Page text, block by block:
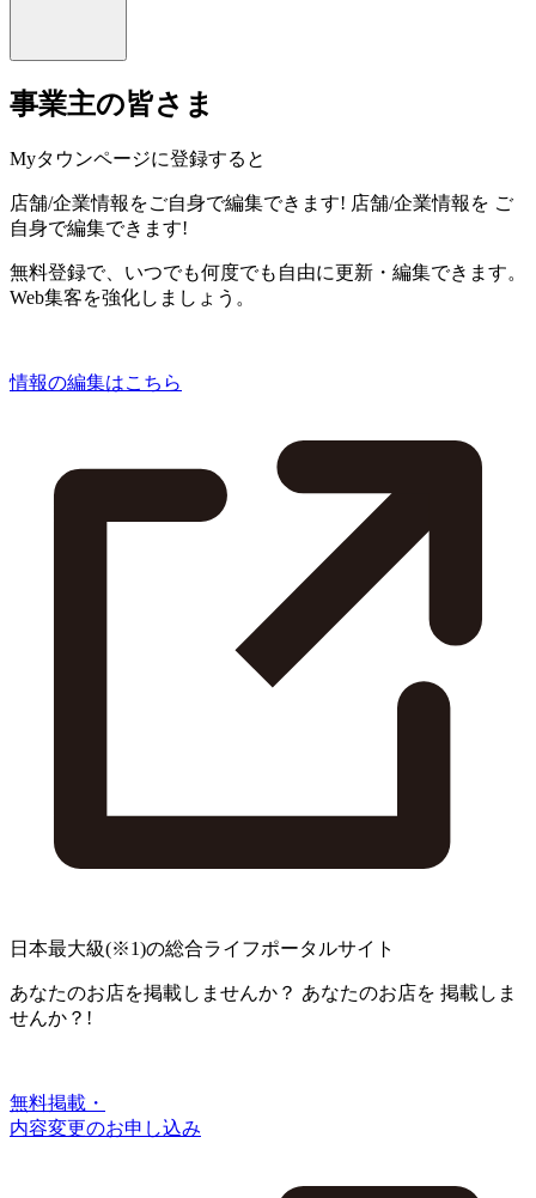
事業主の皆さま
Myタウンページに登録すると
店舗/企業情報をご自身で編集できます! 店舗/企業情報を ご
自身で編集できます!
無料登録で、いつでも何度でも自由に更新・編集できます。
Web集客を強化しましょう。
情報の編集はこちら
日本最大級(※1)の総合ライフポータルサイト
あなたのお店を掲載しませんか？ あなたのお店を 掲載しま
せんか？!
無料掲載・
内容変更のお申し込み